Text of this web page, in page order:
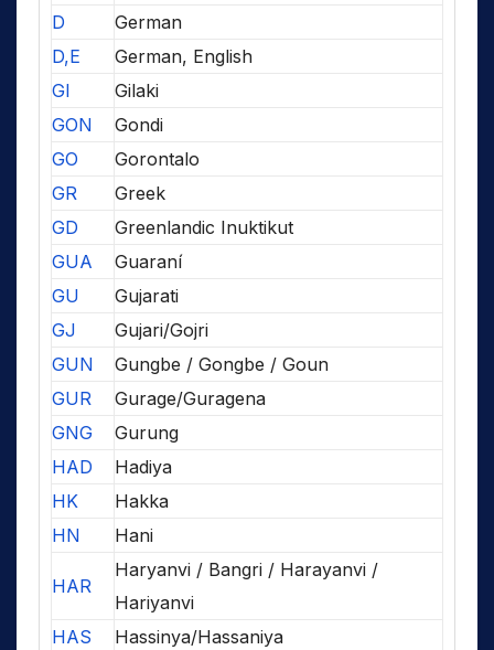
D
German
D,E
German, English
GI
Gilaki
GON
Gondi
GO
Gorontalo
GR
Greek
GD
Greenlandic Inuktikut
GUA
Guaraní
GU
Gujarati
GJ
Gujari/Gojri
GUN
Gungbe / Gongbe / Goun
GUR
Gurage/Guragena
GNG
Gurung
HAD
Hadiya
HK
Hakka
HN
Hani
HAR
Haryanvi / Bangri / Harayanvi /
Hariyanvi
HAS
Hassinya/Hassaniya